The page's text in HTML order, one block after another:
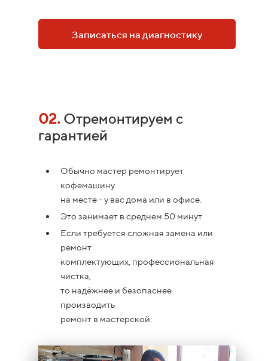
Записаться на диагностику
02. Отремонтируем с
гарантией
Обычно мастер ремонтирует
кофемашину
на месте - у вас дома или в офисе.
Это занимает в среднем 50 минут
Если требуется сложная замена или
ремонт
комплектующих, профессиональная
чистка,
то надёжнее и безопаснее
производить
ремонт в мастерской.